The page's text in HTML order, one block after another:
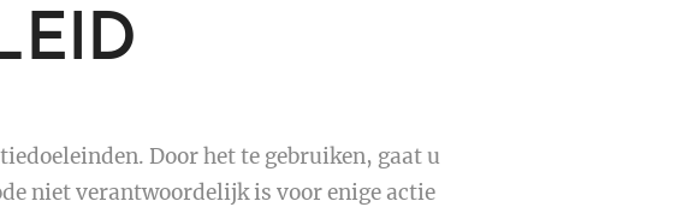
Door het te gebruiken, gaat u
niet verantwoordelijk is voor enige actie